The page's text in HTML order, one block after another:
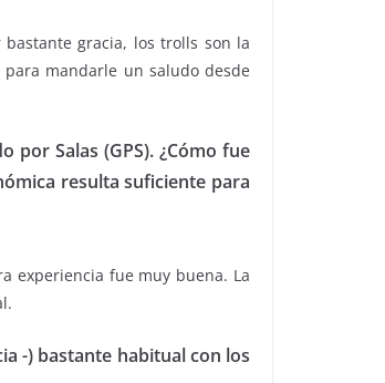
gracia, los trolls son la
mandarle un saludo desde
Salas (GPS). ¿Cómo fue
resulta suficiente para
experiencia fue muy buena. La
-) bastante habitual con los